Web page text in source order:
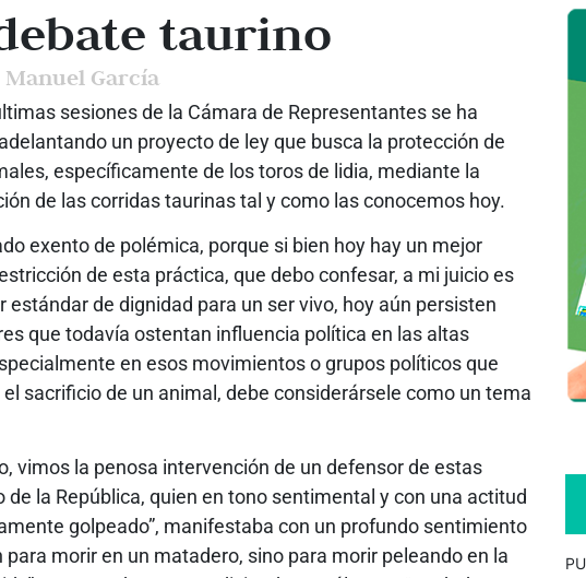
taurino
García
sesiones de la Cámara de Representantes se ha
un proyecto de ley que busca la protección de
específicamente de los toros de lidia, mediante la
de las corridas taurinas tal y como las conocemos hoy.
exento de polémica, porque si bien hoy hay un mejor
de esta práctica, que debo confesar, a mi juicio es
estándar de dignidad para un ser vivo, hoy aún persisten
que todavía ostentan influencia política en las altas
en esos movimientos o grupos políticos que
sacrificio de un animal, debe considerársele como un tema
vimos la penosa intervención de un defensor de estas
la República, quien en tono sentimental y con una actitud
golpeado”, manifestaba con un profundo sentimiento
para morir en un matadero, sino para morir peleando en la